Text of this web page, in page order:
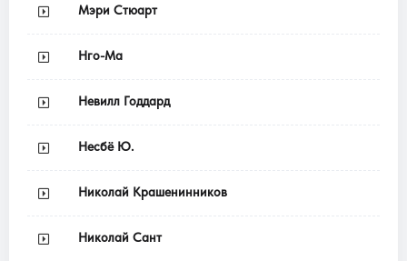
Мэри Стюарт
Нго-Ма
Невилл Годдард
Несбё Ю.
Николай Крашенинников
Николай Сант